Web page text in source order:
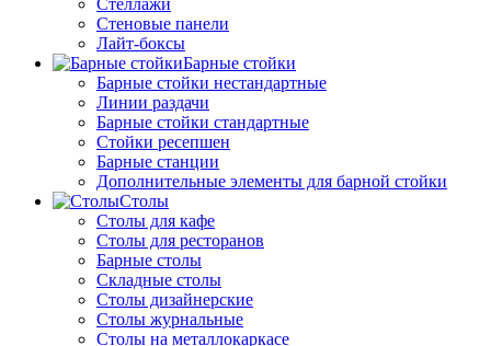
Стеллажи
Стеновые панели
Лайт-боксы
Барные стойки
Барные стойки нестандартные
Линии раздачи
Барные стойки стандартные
Стойки ресепшен
Барные станции
Дополнительные элементы для барной стойки
Столы
Столы для кафе
Столы для ресторанов
Барные столы
Складные столы
Столы дизайнерские
Столы журнальные
Столы на металлокаркасе